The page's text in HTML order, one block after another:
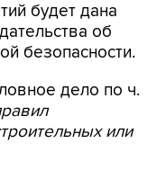
будет дана
об
безопасности.
дело по ч.
или